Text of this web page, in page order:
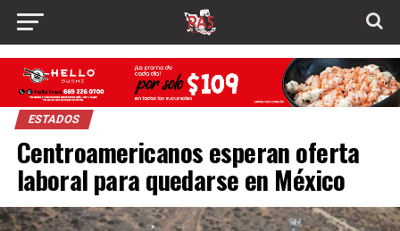
ESTADOS
Centroamericanos esperan oferta
laboral para quedarse en México